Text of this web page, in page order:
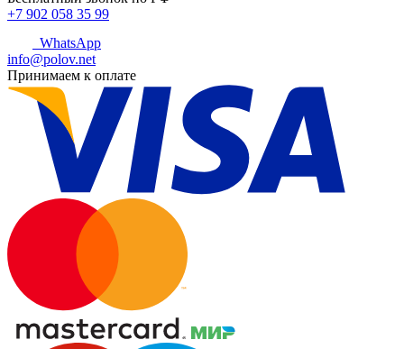
+7 902 058 35 99
WhatsApp
info@polov.net
Принимаем к оплате